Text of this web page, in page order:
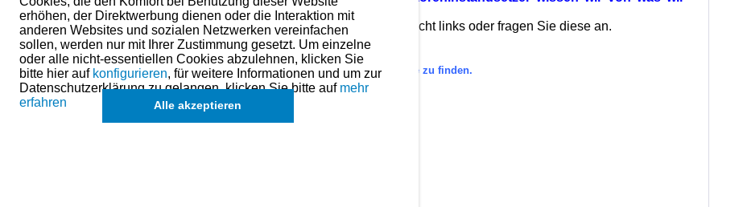
in Anspruch nehmen. Preise hierzu finden Sie in der Kategorien-Übersicht links oder fragen Sie diese an.
für dieses Modell sind (falls vorhanden) in der übergeordneten Kategorie zu finden.
Es können in Ausnahmefällen auch
angefragt werden.
Motorentechnik
erhöhen, der Direktwerbung dienen oder die Interaktion mit
anderen Websites und sozialen Netzwerken vereinfachen
sollen, werden nur mit Ihrer Zustimmung gesetzt. Um einzelne
oder alle nicht-essentiellen Cookies abzulehnen, klicken Sie
bitte hier auf konfigurieren, für weitere Informationen und um zur
Datenschutzerklärung zu gelangen, klicken Sie bitte auf mehr
erfahren
Alle akzeptieren